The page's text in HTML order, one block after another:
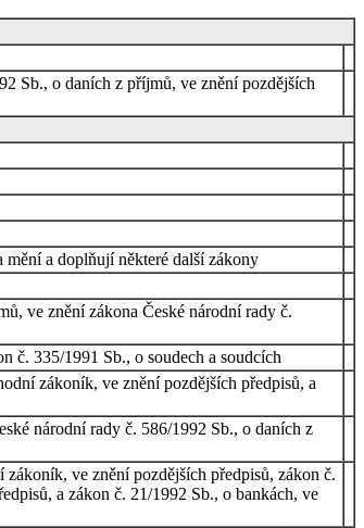
Sb., o daních z příjmů, ve znění pozdějších
mění a doplňují některé další zákony
ve znění zákona České národní rady č.
č. 335/1991 Sb., o soudech a soudcích
zákoník, ve znění pozdějších předpisů, a
národní rady č. 586/1992 Sb., o daních z
ve znění pozdějších předpisů, zákon č.
a zákon č. 21/1992 Sb., o bankách, ve